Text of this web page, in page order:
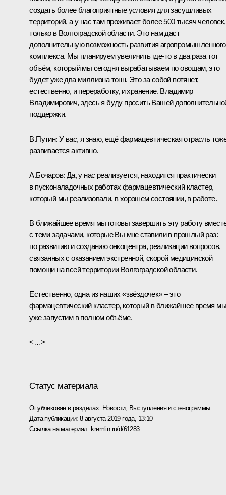
создать более благоприятные условия для засушливых
территорий, а у нас там проживает более 500 тысяч человек,
только в Волгоградской области. Это нам даст
дополнительную возможность развития агропромышленного
комплекса. Мы планируем увеличить где‑то в два раза тот
объём, который мы сегодня вырабатываем по овощам, это
будет уже два миллиона тонн. Это за собой потянет,
естественно, и переработку, и хранение. Владимир
Владимирович, здесь я буду просить Вашей
поддержки.
В.Путин: У вас, я знаю, ещё фармацевтическая отрасль
развивается активно.
А.Бочаров: Да, у нас реализуется, находится практически
в пусконаладочных работах фармацевтический кластер,
который мы реализовали, в хорошем состоянии, в работе.
В ближайшее время мы готовы завершить эту работу
с теми задачами, которые Вы мне ставили в прошлый раз:
по развитию и созданию онкоцентра, реализации вопросов,
связанных с оказанием экстренной, скорой медицинской
помощи на всей территории Волгоградской области.
Естественно, одна из наших «звёздочек» – это
фармацевтический кластер, который в ближайшее время мы
уже запустим в полном объёме.
<…>
Статус материала
Опубликован в разделах: Новости, Выступления и стенограммы
Дата публикации:8 августа 2019 года, 13:10
Ссылка на материал: kremlin.ru/d/61283